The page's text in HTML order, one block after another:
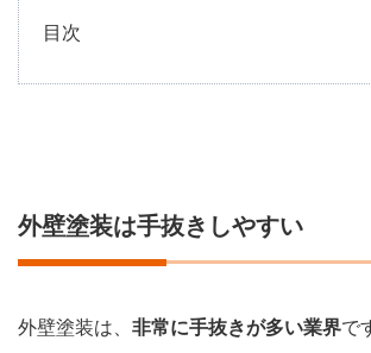
目次
外壁
2
手抜
の1
外壁塗装は手抜きしやすい
外壁塗装は、 非常に手抜きが多い業界で